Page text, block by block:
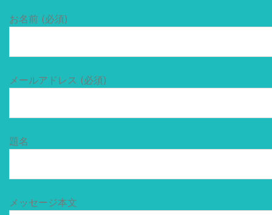
お名前 (必須)
メールアドレス (必須)
題名
メッセージ本文